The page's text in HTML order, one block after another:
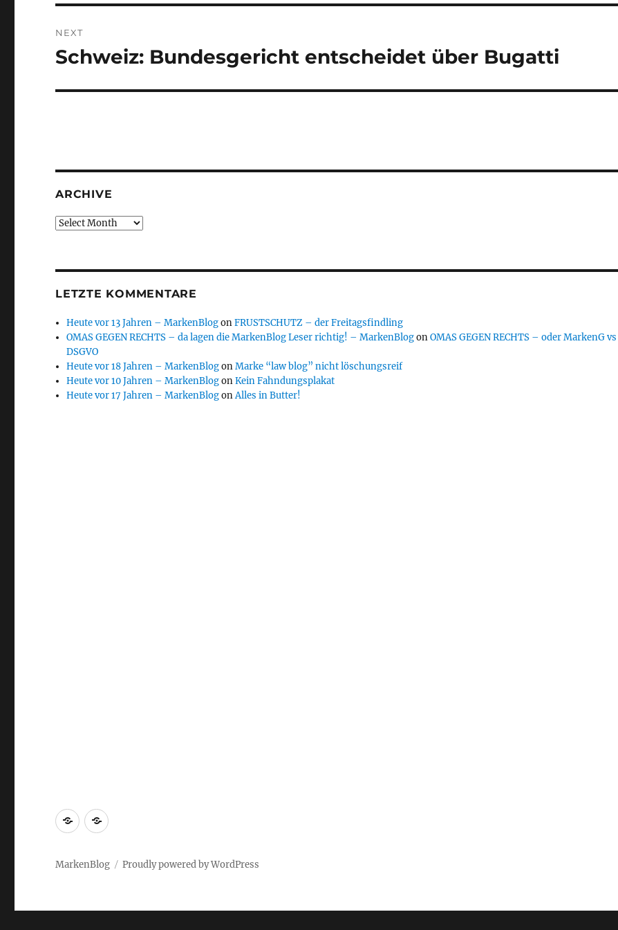
NEXT
Next
Schweiz: Bundesgericht entscheidet über Bugatti
ARCHIVE
Archive
LETZTE KOMMENTARE
Heute vor 13 Jahren – MarkenBlogonFRUSTSCHUTZ – der Freitagsfindling
OMAS GEGEN RECHTS – da lagen die MarkenBlog Leser richtig! – MarkenBlogonOMAS GEGEN RECHTS – oder MarkenG vs
DSGVO
Heute vor 18 Jahren – MarkenBlogonMarke “law blog” nicht löschungsreif
Heute vor 10 Jahren – MarkenBlogonKein Fahndungsplakat
Heute vor 17 Jahren – MarkenBlogonAlles in Butter!
Markenrecherche
Gastbeiträge
MarkenBlog Proudly powered by WordPress